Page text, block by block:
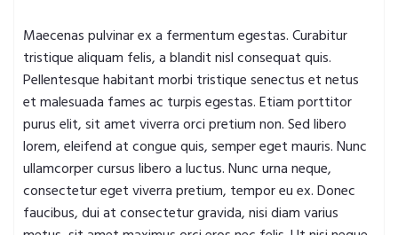
Maecenas pulvinar ex a fermentum egestas. Curabitur
tristique aliquam felis, a blandit nisl consequat quis.
Pellentesque habitant morbi tristique senectus et netus
et malesuada fames ac turpis egestas. Etiam porttitor
purus elit, sit amet viverra orci pretium non. Sed libero
lorem, eleifend at congue quis, semper eget mauris. Nunc
ullamcorper cursus libero a luctus. Nunc urna neque,
consectetur eget viverra pretium, tempor eu ex. Donec
faucibus, dui at consectetur gravida, nisi diam varius